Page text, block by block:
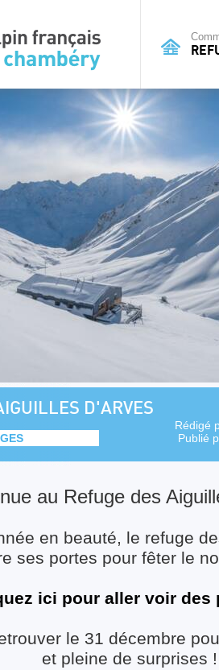
D'ARVES
Rédigé
Publié
au Refuge des
en beauté, le refuge
ses portes pour fêter le
ici pour aller voir des
le 31 décembre
et pleine de surprises